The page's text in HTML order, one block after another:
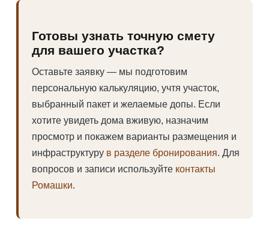
Готовы узнать точную смету
для вашего участка?
Оставьте заявку — мы подготовим
персональную калькуляцию, учтя участок,
выбранный пакет и желаемые допы. Если
хотите увидеть дома вживую, назначим
просмотр и покажем варианты размещения и
инфраструктуру в разделе бронирования. Для
вопросов и записи используйте контакты
Ромашки.